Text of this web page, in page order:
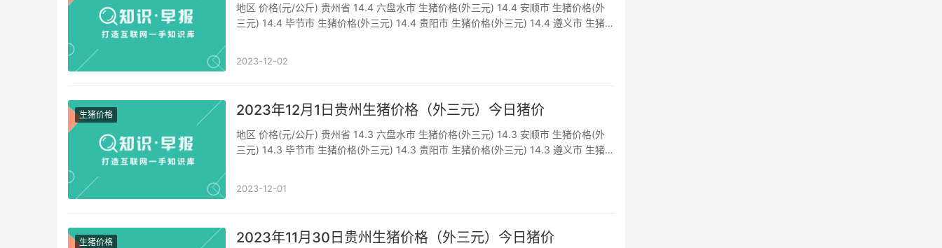
地区 价格(元/公斤) 贵州省 14.4 六盘水市 生猪价格(外三元) 14.4 安顺市 生猪价格(外
三元) 14.4 毕节市 生猪价格(外三元) 14.4 贵阳市 生猪价格(外三元) 14.4 遵义市 生猪
2023-12-02
生猪价格 2023年12月1日贵州生猪价格（外三元）今日猪价
地区 价格(元/公斤) 贵州省 14.3 六盘水市 生猪价格(外三元) 14.3 安顺市 生猪价格(外
三元) 14.3 毕节市 生猪价格(外三元) 14.3 贵阳市 生猪价格(外三元) 14.3 遵义市 生猪
2023-12-01
生猪价格 2023年11月30日贵州生猪价格（外三元）今日猪价